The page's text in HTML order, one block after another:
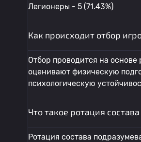
Легионеры - 5 (71.43%)
Как происходит отбор
Отбор проводится на
оценивают физическую
психологическую
Что такое ротация
Ротация состава